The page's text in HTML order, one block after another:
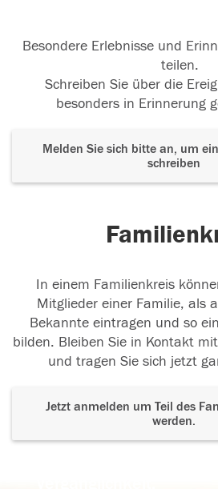
Besondere Erlebnisse und
teilen.
Schreiben Sie über die
besonders in Erinnerung
Melden Sie sich bitte an, um
schreiben
In einem Familienkreis
Mitglieder einer Familie, als
Bekannte eintragen und so
bilden. Bleiben Sie in Kontakt
und tragen Sie sich jetzt
Jetzt anmelden um Teil des
werden.